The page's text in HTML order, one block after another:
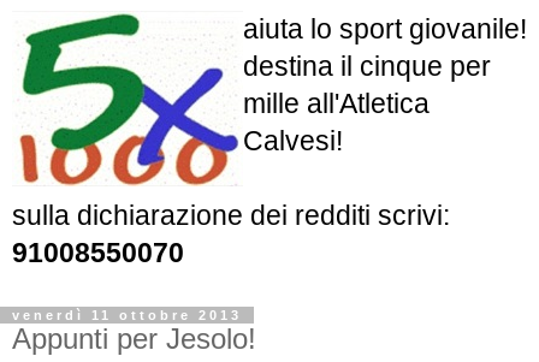
aiuta lo sport giovanile!
destina il cinque per
mille all'Atletica
Calvesi!
sulla dichiarazione dei redditi scrivi:
91008550070
venerdì 11 ottobre 2013
Appunti per Jesolo!